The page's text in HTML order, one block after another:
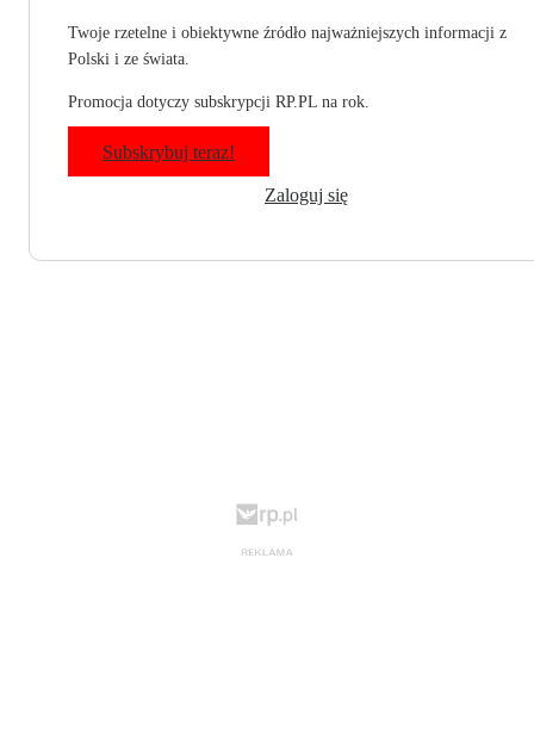
Twoje rzetelne i obiektywne źródło najważniejszych informacji z
Polski i ze świata.
Promocja dotyczy subskrypcji RP.PL na rok.
Subskrybuj teraz!
Zaloguj się